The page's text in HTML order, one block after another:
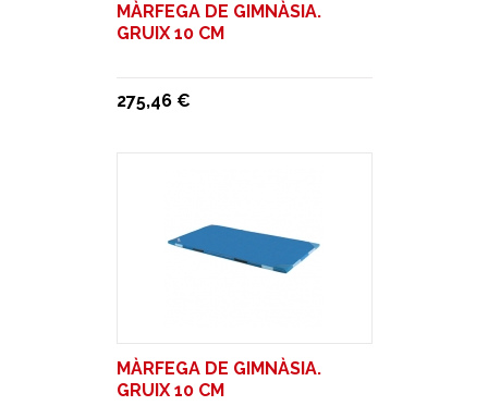
MÀRFEGA DE GIMNÀSIA.
GRUIX 10 CM
275,46 €
MÀRFEGA DE GIMNÀSIA.
GRUIX 10 CM